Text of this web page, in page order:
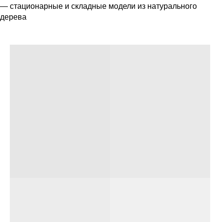
— стационарные и складные модели из натурального
дерева